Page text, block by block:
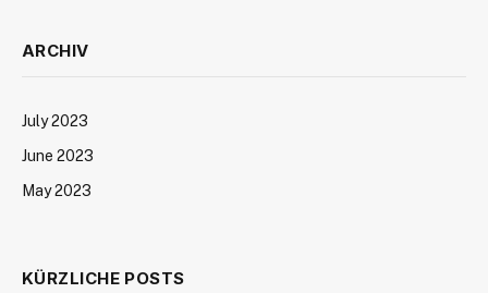
ARCHIV
July 2023
June 2023
May 2023
KÜRZLICHE POSTS